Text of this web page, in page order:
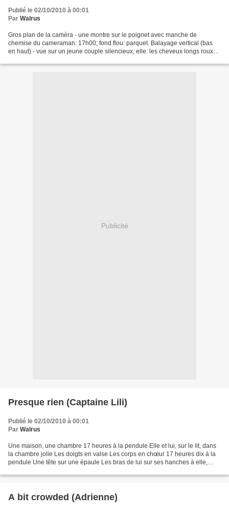
Publié le 02/10/2010 à 00:01
Par Walrus
Gros plan de la caméra - une montre sur le poignet avec manche de
chemise du cameraman: 17h00; fond flou: parquet. Balayage vertical (bas
en haut) - vue sur un jeune couple silencieux, elle: les cheveux longs roux
Publicité
Presque rien (Captaine Lili)
Publié le 02/10/2010 à 00:01
Par Walrus
Une maison, une chambre 17 heures à la pendule Elle et lui, sur le lit, dans
la chambre jolie Les doigts en valse Les corps en chœur 17 heures dix à la
pendule Une tête sur une épaule Les bras de lui sur ses hanches à elle,
A bit crowded (Adrienne)